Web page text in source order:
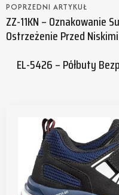
POPRZEDNI ARTYKUŁ
ZZ-11KN – Oznakowanie
Ostrzeżenie Przed
EL-5426 – Półbuty